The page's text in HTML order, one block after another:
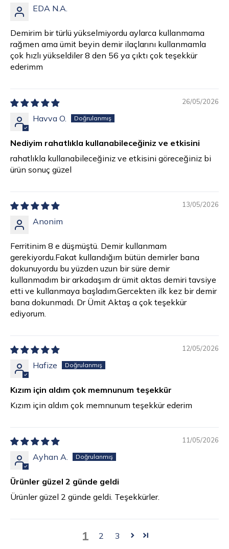
EDA N.A.
Demirim bir türlü yükselmiyordu aylarca kullanmama
rağmen ama ümit beyin demir ilaçlarını kullanmamla
çok hızlı yükseldiler 8 den 56 ya çıktı çok teşekkür
ederimm
26/05/2026
Havva O.
Nediyim rahatlıkla kullanabileceğiniz ve etkisini
rahatlıkla kullanabileceğiniz ve etkisini göreceğiniz bi
ürün sonuç güzel
13/05/2026
Anonim
Ferritinim 8 e düşmüştü. Demir kullanmam
gerekiyordu.Fakat kullandığım bütün demirler bana
dokunuyordu bu yüzden uzun bir süre demir
kullanmadım bir arkadaşım dr ümit aktas demiri tavsiye
etti ve kullanmaya başladım.Gercekten ilk kez bir demir
bana dokunmadı. Dr Ümit Aktaş a çok teşekkür
ediyorum.
12/05/2026
Hafize
Kızım için aldım çok memnunum teşekkür
Kızım için aldım çok memnunum teşekkür ederim
11/05/2026
Ayhan A.
Ürünler güzel 2 günde geldi
Ürünler güzel 2 günde geldi. Teşekkürler.
1 2 3